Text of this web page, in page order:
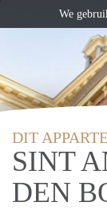
DIT
SINT
DEN
We